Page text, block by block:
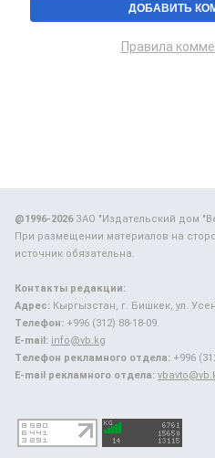
Правила
@1996-2026ЗАО "Издательский дом
При размещении материалов на
источник обязательна.
Контакты редакции:
Адрес: Кыргызстан, г. Бишкек, ул.
Телефон: +996 (312) 88-18-09.
E-mail: info@vb.kg
Телефон рекламного отдела: +996
E-mail рекламного отдела: